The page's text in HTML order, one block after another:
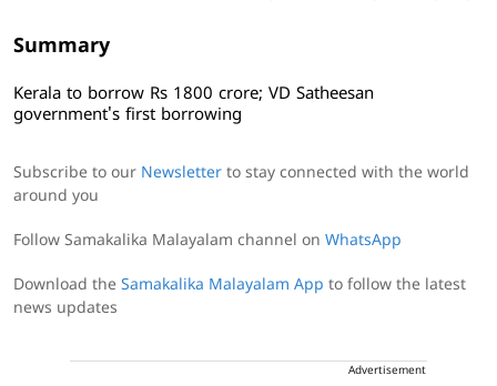
Summary
Kerala to borrow Rs 1800 crore; VD Satheesan
government's first borrowing
Subscribe to our Newsletter to stay connected with the world
around you
Follow Samakalika Malayalam channel on WhatsApp
Download the Samakalika Malayalam App to follow the latest
news updates
Advertisement